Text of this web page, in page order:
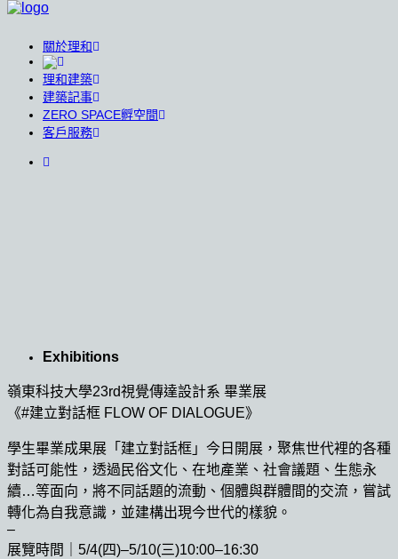
關於理和
理和建築
建築記事
ZERO SPACE孵空間
客戶服務
Exhibitions
嶺東科技大學23rd視覺傳達設計系 畢業展
《#建立對話框 FLOW OF DIALOGUE》
學生畢業成果展「建立對話框」今日開展，聚焦世代裡的各種
對話可能性，透過民俗文化、在地產業、社會議題、生態永
續…等面向，將不同話題的流動、個體與群體間的交流，嘗試
轉化為自我意識，並建構出現今世代的樣貌。
–
展覽時間｜5/4(四)–5/10(三)10:00–16:30